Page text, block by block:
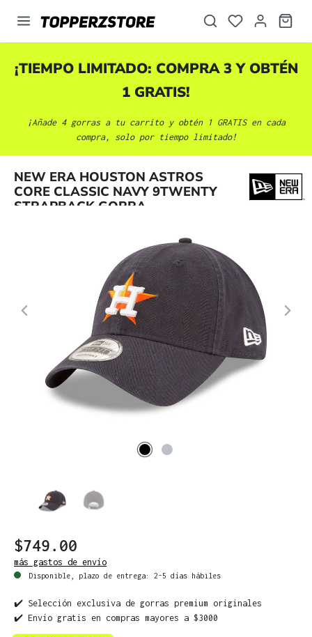
principal
¡TIEMPO LIMITADO: COMPRA 3 Y OBTÉN
1 GRATIS!
¡Añade 4 gorras a tu carrito y obtén 1 GRATIS en cada
compra, solo por tiempo limitado!
NEW ERA HOUSTON ASTROS
CORE CLASSIC NAVY 9TWENTY
STRAPBACK GORRA
Omitir galería de imágenes
$749.00
más gastos de envío
Disponible, plazo de entrega: 2-5 días hábiles
✔️ Selección exclusiva de gorras premium originales
✔️ Envío gratis en compras mayores a $3000